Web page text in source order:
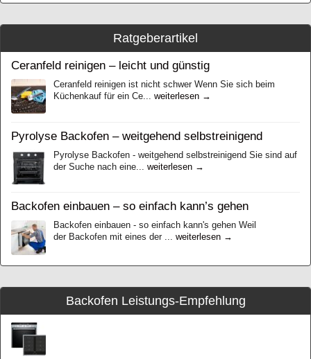
Ratgeberartikel
Ceranfeld reinigen – leicht und günstig
Ceranfeld reinigen ist nicht schwer Wenn Sie sich beim
Küchenkauf für ein Ce...weiterlesen →
Pyrolyse Backofen – weitgehend selbstreinigend
Pyrolyse Backofen - weitgehend selbstreinigend Sie sind auf
der Suche nach eine...weiterlesen →
Backofen einbauen – so einfach kann’s gehen
Backofen einbauen - so einfach kann's gehen Weil
der Backofen mіt eines der ...weiterlesen →
Backofen Leistungs-Empfehlung